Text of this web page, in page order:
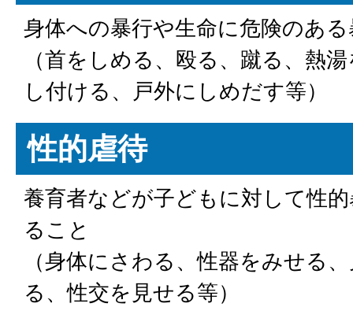
身体への暴行や生命に危険のあ
（首をしめる、殴る、蹴る、熱
し付ける、戸外にしめだす等）
性的虐待
養育者などが子どもに対して性
ること
（身体にさわる、性器をみせる
る、性交を見せる等）